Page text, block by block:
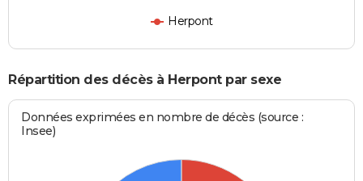
Herpont
Répartition des décès à Herpont par sexe
Données exprimées en nombre de décès (source :
Insee)